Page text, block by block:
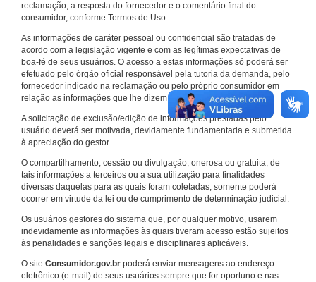
reclamação, a resposta do fornecedor e o comentário final do
consumidor, conforme Termos de Uso.
As informações de caráter pessoal ou confidencial são tratadas de
acordo com a legislação vigente e com as legítimas expectativas de
boa-fé de seus usuários. O acesso a estas informações só poderá ser
efetuado pelo órgão oficial responsável pela tutoria da demanda, pelo
fornecedor indicado na reclamação ou pelo próprio consumidor em
relação as informações que lhe dizem respeito.
A solicitação de exclusão/edição de informações prestadas pelo
usuário deverá ser motivada, devidamente fundamentada e submetida
à apreciação do gestor.
O compartilhamento, cessão ou divulgação, onerosa ou gratuita, de
tais informações a terceiros ou a sua utilização para finalidades
diversas daquelas para as quais foram coletadas, somente poderá
ocorrer em virtude da lei ou de cumprimento de determinação judicial.
Os usuários gestores do sistema que, por qualquer motivo, usarem
indevidamente as informações às quais tiveram acesso estão sujeitos
às penalidades e sanções legais e disciplinares aplicáveis.
O site Consumidor.gov.br poderá enviar mensagens ao endereço
eletrônico (e-mail) de seus usuários sempre que for oportuno e nas